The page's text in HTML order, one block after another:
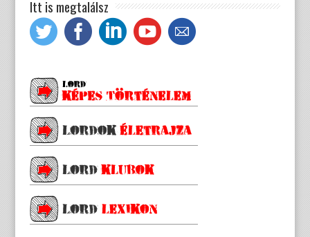
Itt is megtalálsz